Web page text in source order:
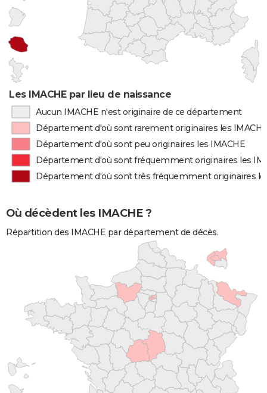
Les IMACHE par lieu de naissance
Aucun IMACHE n'est originaire de ce département
Département d'où sont rarement originaires les
Département d'où sont peu originaires les IMACHE
Département d'où sont fréquemment originaires les
Département d'où sont très fréquemment originaires
Où décèdent les IMACHE ?
Répartition des IMACHE par département de décès.